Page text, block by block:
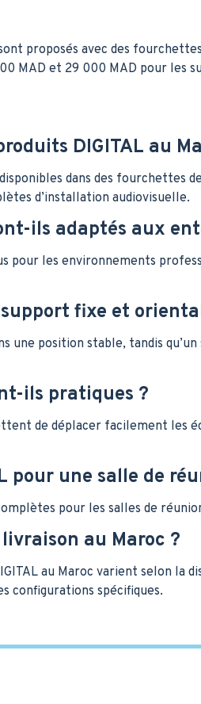
proposés avec des
MAD et 29 000 MAD pour les
DIGITAL au
dans des
d’installation audiovisuelle.
ils adaptés aux
pour les environnements
fixe et
une position stable, tandis
ils pratiques ?
de déplacer facilement les
pour une salle de
pour les salles de
au Maroc ?
au Maroc varient selon
configurations spécifiques.